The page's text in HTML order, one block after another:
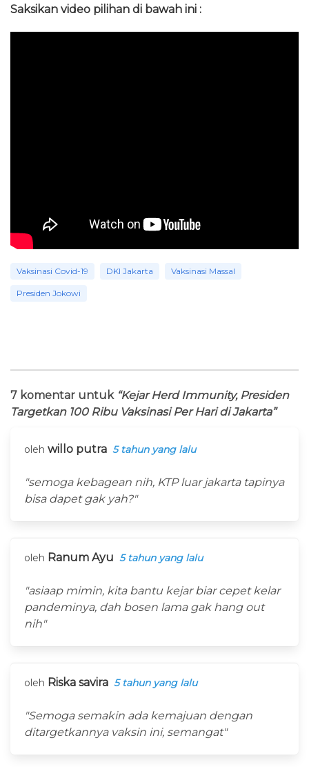
Saksikan video pilihan di bawah ini :
Vaksinasi Covid-19 DKI Jakarta Vaksinasi Massal
Presiden Jokowi
7 komentar untuk “Kejar Herd Immunity, Presiden
Targetkan 100 Ribu Vaksinasi Per Hari di Jakarta”
oleh willo putra 5 tahun yang lalu
"semoga kebagean nih, KTP luar jakarta tapinya
bisa dapet gak yah?"
oleh Ranum Ayu 5 tahun yang lalu
"asiaap mimin, kita bantu kejar biar cepet kelar
pandeminya, dah bosen lama gak hang out
nih"
oleh Riska savira 5 tahun yang lalu
"Semoga semakin ada kemajuan dengan
ditargetkannya vaksin ini, semangat"